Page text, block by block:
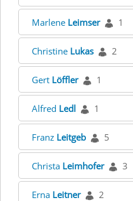
Marlene Leimser 1
Christine Lukas 2
Gert Löffler 1
Alfred Ledl 1
Franz Leitgeb 5
Christa Leimhofer 3
Erna Leitner 2